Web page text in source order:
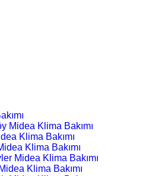
Midea Klima Bakımı
Klima Bakımı
Klima Bakımı
Midea Klima Bakımı
Klima Bakımı